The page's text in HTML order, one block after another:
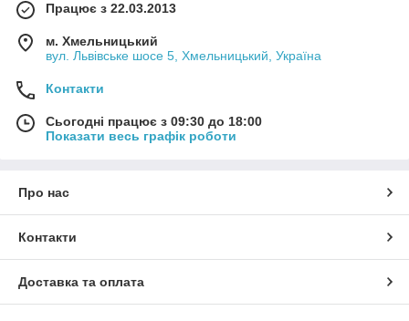
Працює з 22.03.2013
м. Хмельницький
вул. Львівське шосе 5, Хмельницький, Україна
Контакти
Сьогодні працює з 09:30 до 18:00
Показати весь графік роботи
Про нас
Контакти
Доставка та оплата